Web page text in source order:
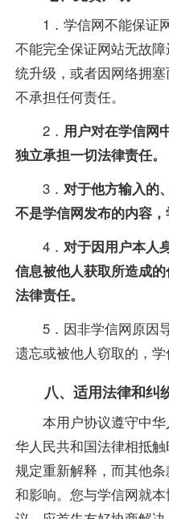
1．学信网不能保证
不能完全保证网站无故
统升级，或者因网络拥
不承担任何责任。
2． 用户对在学信网
独立承担一切法律责任。
3． 对于他方输入的
不是学信网发布的内容，
4． 对于因用户本人
信息被他人获取所造成
法律责任。
5．因非学信网原因
遗忘或被他人窃取的，学
八、适用法律和纠
本用户协议遵守中
华人民共和国法律相抵
规定重新解释，而其他
和影响。您与学信网就